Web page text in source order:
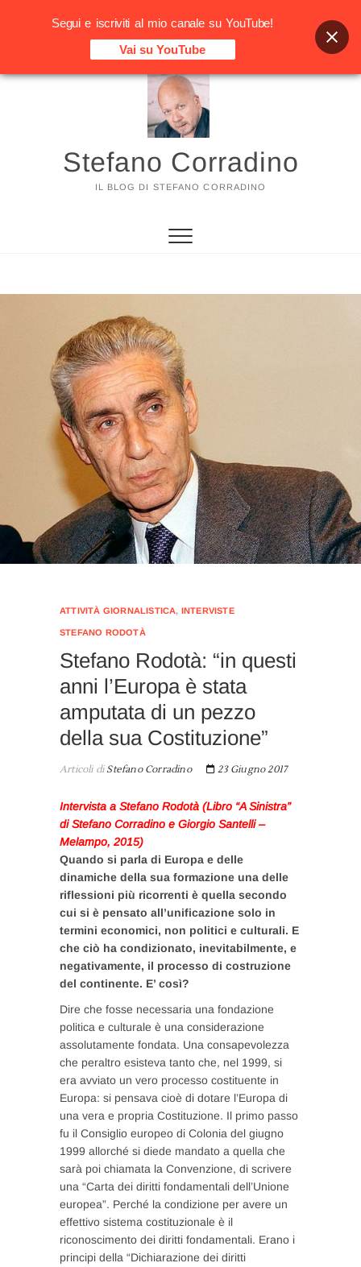
Vai
Stefano Corradino
IL BLOG DI STEFANO CORRADINO
ATTIVITÀ GIORNALISTICA, INTERVISTE
STEFANO RODOTÀ
Stefano Rodotà: “in questi
anni l’Europa è stata
amputata di un pezzo
della sua Costituzione”
Articoli diStefano Corradino 23 Giugno 2017
Intervista a Stefano Rodotà (Libro “A Sinistra”
di Stefano Corradino e Giorgio Santelli –
Melampo, 2015)
Quando si parla di Europa e delle
dinamiche della sua formazione una delle
riflessioni più ricorrenti è quella secondo
cui si è pensato all’unificazione solo in
termini economici, non politici e culturali. E
che ciò ha condizionato, inevitabilmente, e
negativamente, il processo di costruzione
del continente. E’ così?
Dire che fosse necessaria una fondazione
politica e culturale è una considerazione
assolutamente fondata. Una consapevolezza
che peraltro esisteva tanto che, nel 1999, si
era avviato un vero processo costituente in
Europa: si pensava cioè di dotare l’Europa di
una vera e propria Costituzione. Il primo passo
fu il Consiglio europeo di Colonia del giugno
1999 allorché si diede mandato a quella che
sarà poi chiamata la Convenzione, di scrivere
una “Carta dei diritti fondamentali dell’Unione
europea”. Perché la condizione per avere un
effettivo sistema costituzionale è il
riconoscimento dei diritti fondamentali. Erano i
principi della “Dichiarazione dei diritti
Segui e iscriviti al mio canale su YouTube!
Vai su YouTube